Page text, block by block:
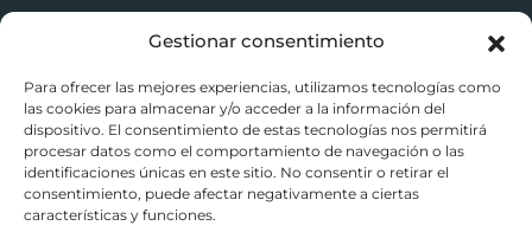
Gestionar consentimiento
Para ofrecer las mejores experiencias, utilizamos tecnologías como
las cookies para almacenar y/o acceder a la información del
dispositivo. El consentimiento de estas tecnologías nos permitirá
procesar datos como el comportamiento de navegación o las
identificaciones únicas en este sitio. No consentir o retirar el
consentimiento, puede afectar negativamente a ciertas
características y funciones.
Política de Privacidad Aviso Legal – Uso de Cookies